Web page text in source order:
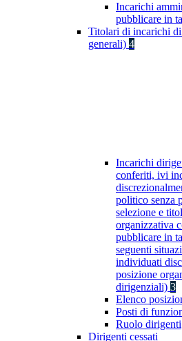
Incarichi
pubblicare in
Titolari di incarichi
generali) 4
Incarichi
conferiti, ivi
politico senza
selezione e
organizzativa
pubblicare in
seguenti
individuati
posizione
dirigenziali) 3
Elenco
Posti di
Ruolo dirigenti
Dirigenti cessati